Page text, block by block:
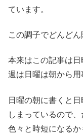
ています。
この調子でどんどん
本来はこの記事は
週は日曜は朝から用
日曜の朝に書くと
しまっているので
色々と時短になるか